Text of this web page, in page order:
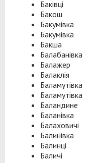
Баківці
Бакош
Бакумівка
Бакумівка
Бакша
Балабанівка
Балажер
Балаклія
Баламутівка
Баламутівка
Баландине
Баланівка
Балаховичі
Балинівка
Балинці
Баличі